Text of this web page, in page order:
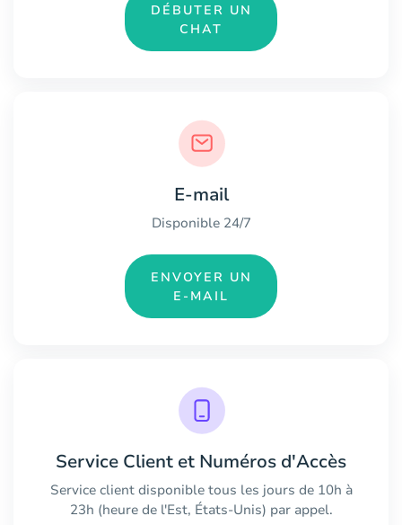
DÉBUTER UN
CHAT
E-mail
Disponible 24/7
ENVOYER UN
E-MAIL
Service Client et Numéros d'Accès
Service client disponible tous les jours de 10h à
23h (heure de l'Est, États-Unis) par appel.